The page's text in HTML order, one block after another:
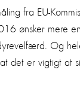
fra EU-
ønsker mere
Og
det er vigtigt at